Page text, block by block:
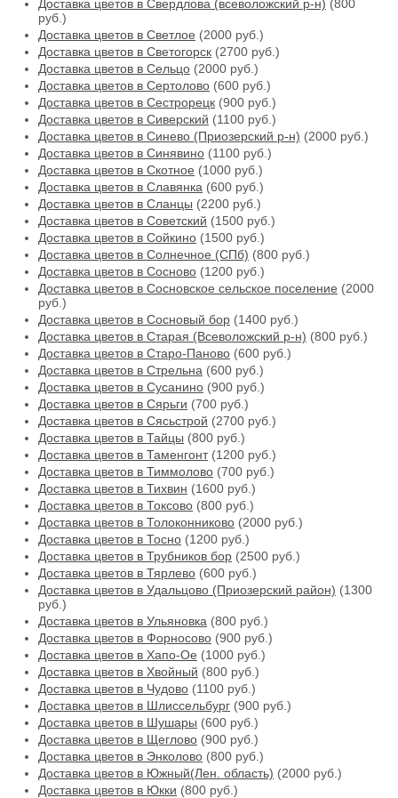
Доставка цветов в Свердлова (всеволожский р-н) (800
руб.)
Доставка цветов в Светлое (2000 руб.)
Доставка цветов в Светогорск (2700 руб.)
Доставка цветов в Сельцо (2000 руб.)
Доставка цветов в Сертолово (600 руб.)
Доставка цветов в Сестрорецк (900 руб.)
Доставка цветов в Сиверский (1100 руб.)
Доставка цветов в Синево (Приозерский р-н) (2000 руб.)
Доставка цветов в Синявино (1100 руб.)
Доставка цветов в Скотное (1000 руб.)
Доставка цветов в Славянка (600 руб.)
Доставка цветов в Сланцы (2200 руб.)
Доставка цветов в Советский (1500 руб.)
Доставка цветов в Сойкино (1500 руб.)
Доставка цветов в Солнечное (СПб) (800 руб.)
Доставка цветов в Сосново (1200 руб.)
Доставка цветов в Сосновское сельское поселение (2000
руб.)
Доставка цветов в Сосновый бор (1400 руб.)
Доставка цветов в Старая (Всеволожский р-н) (800 руб.)
Доставка цветов в Старо-Паново (600 руб.)
Доставка цветов в Стрельна (600 руб.)
Доставка цветов в Сусанино (900 руб.)
Доставка цветов в Сярьги (700 руб.)
Доставка цветов в Сясьстрой (2700 руб.)
Доставка цветов в Тайцы (800 руб.)
Доставка цветов в Таменгонт(1200 руб.)
Доставка цветов в Тиммолово (700 руб.)
Доставка цветов в Тихвин (1600 руб.)
Доставка цветов в Токсово (800 руб.)
Доставка цветов в Толоконниково (2000 руб.)
Доставка цветов в Тосно (1200 руб.)
Доставка цветов в Трубников бор (2500 руб.)
Доставка цветов в Тярлево (600 руб.)
Доставка цветов в Удальцово (Приозерский район) (1300
руб.)
Доставка цветов в Ульяновка (800 руб.)
Доставка цветов в Форносово (900 руб.)
Доставка цветов в Хапо-Ое (1000 руб.)
Доставка цветов в Хвойный (800 руб.)
Доставка цветов в Чудово (1100 руб.)
Доставка цветов в Шлиссельбург (900 руб.)
Доставка цветов в Шушары (600 руб.)
Доставка цветов в Щеглово (900 руб.)
Доставка цветов в Энколово (800 руб.)
Доставка цветов в Южный(Лен. область) (2000 руб.)
Доставка цветов в Юкки (800 руб.)